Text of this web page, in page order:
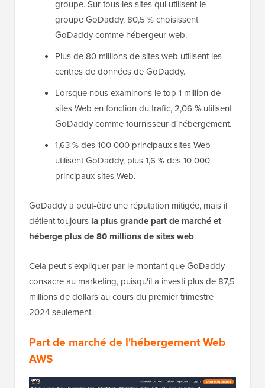
groupe. Sur tous les sites qui utilisent le
groupe GoDaddy, 80,5 % choisissent
GoDaddy comme hébergeur web.
Plus de 80 millions de sites web utilisent les
centres de données de GoDaddy.
Lorsque nous examinons le top 1 million de
sites Web en fonction du trafic, 2,06 % utilisent
GoDaddy comme fournisseur d'hébergement.
1,63 % des 100 000 principaux sites Web
utilisent GoDaddy, plus 1,6 % des 10 000
principaux sites Web.
GoDaddy a peut-être une réputation mitigée, mais il
détient toujours la plus grande part de marché et
héberge plus de 80 millions de sites web.
Cela peut s'expliquer par le montant que GoDaddy
consacre au marketing, puisqu'il a investi plus de 87,5
millions de dollars au cours du premier trimestre
2024 seulement.
Part de marché de l'hébergement Web
AWS